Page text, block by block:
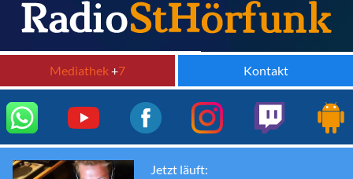
Mediathek+7 Kontakt
Jetzt läuft: